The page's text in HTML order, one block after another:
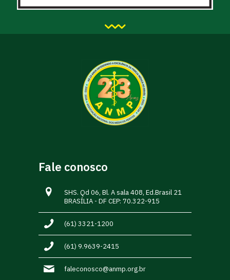
Fale conosco
SHS. Qd 06, Bl. A sala 408, Ed.Brasil 21
BRASÍLIA - DF CEP: 70.322-915
(61) 3321-1200
(61) 9.9639-2415
faleconosco@anmp.org.br